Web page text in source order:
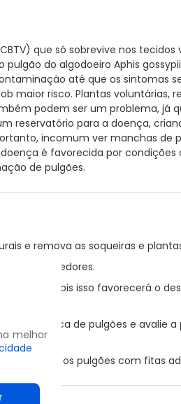
que só sobrevive nos tecidos
do algodoeiro Aphis
até que os sintomas
maior risco. Plantas voluntárias,
podem ser um problema, já
reservatório para a doença,
incomum ver manchas de
é favorecida por
de pulgões.
e remova as soqueiras e
e arredores.
pulgões, pois isso favorecerá o
em busca de pulgões e avalie a
protegem os pulgões com fitas
melhor